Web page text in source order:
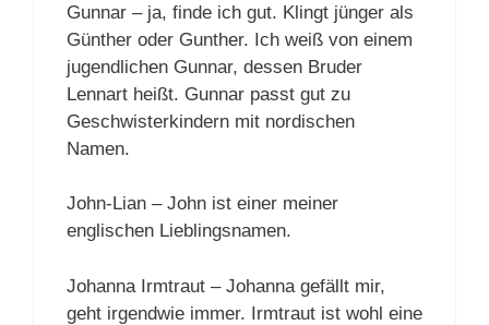
Gunnar – ja, finde ich gut. Klingt jünger als
Günther oder Gunther. Ich weiß von einem
jugendlichen Gunnar, dessen Bruder
Lennart heißt. Gunnar passt gut zu
Geschwisterkindern mit nordischen
Namen.
John-Lian – John ist einer meiner
englischen Lieblingsnamen.
Johanna Irmtraut – Johanna gefällt mir,
geht irgendwie immer. Irmtraut ist wohl eine